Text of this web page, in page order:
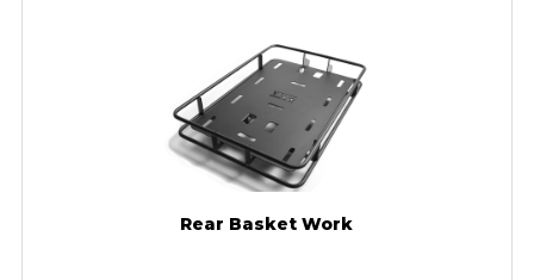
Rear Basket Work